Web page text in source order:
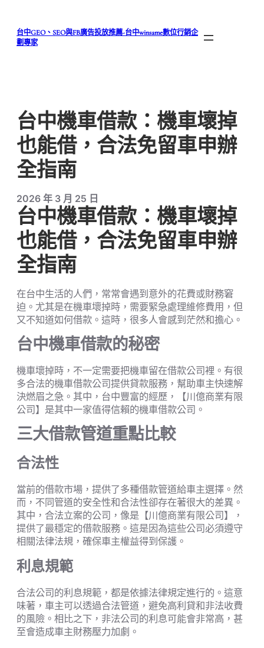
台中GEO、SEO與FB廣告投放推薦-台中winsame數位行銷企
劃專家
台中機車借款：機車壞掉
也能借，合法免留車申辦
全指南
2026 年 3 月 25 日
台中機車借款：機車壞掉
也能借，合法免留車申辦
全指南
在台中生活的人們，常常會遇到意外的花費或財務窘
迫。尤其是在機車壞掉時，需要緊急處理維修費用，但
又不知道如何借款。這時，很多人會感到茫然和擔心。
台中機車借款的秘密
機車壞掉時，不一定需要把機車留在借款公司裡。有很
多合法的機車借款公司提供貸款服務，幫助車主快速解
決燃眉之急。其中，台中豐富的經歷，【川億商業有限
公司】是其中一家值得信賴的機車借款公司。
三大借款管道重點比較
合法性
當前的借款市場，提供了多種借款管道給車主選擇。然
而，不同管道的安全性和合法性卻存在著很大的差異。
其中，合法立案的公司，像是【川億商業有限公司】，
提供了最穩定的借款服務。這是因為這些公司必須遵守
相關法律法規，確保車主權益得到保護。
利息規範
合法公司的利息規範，都是依據法律規定進行的。這意
味著，車主可以透過合法管道，避免高利貸和非法收費
的風險。相比之下，非法公司的利息可能會非常高，甚
至會造成車主財務壓力加劇。